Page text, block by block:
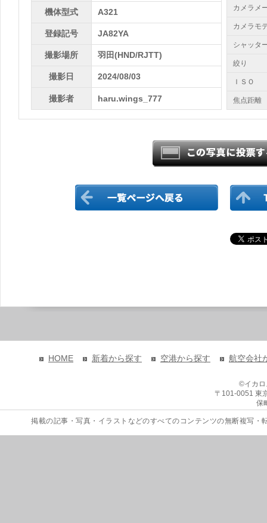
機体型式 A321
登録記号 JA82YA
撮影場所 羽田(HND/RJTT)
撮影日 2024/08/03
撮影者 haru.wings_777
カメラメ
カメラモ
シャッタ
絞り
ＩＳＯ
焦点距離
HOME 新着から探す 空港から探す 航空会社
©イカ
〒101-0051 東
保
掲載の記事・写真・イラストなどのすべてのコンテンツの無断複